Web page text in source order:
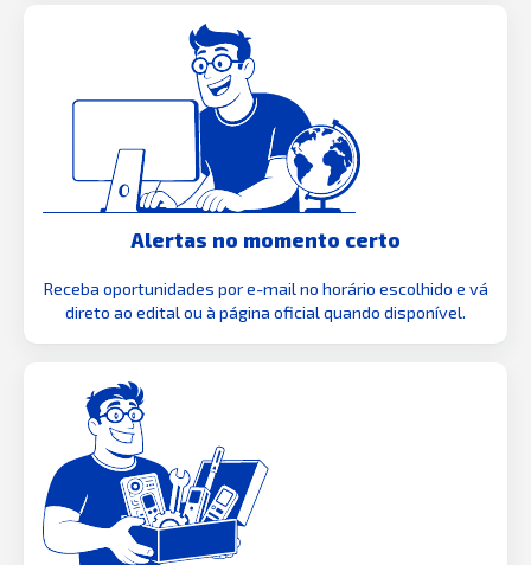
Alertas no momento certo
Receba oportunidades por e-mail no horário escolhido e vá
direto ao edital ou à página oficial quando disponível.